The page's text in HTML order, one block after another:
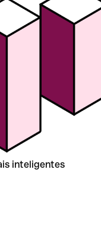
inteligentes